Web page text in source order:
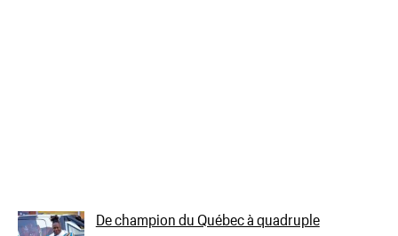
De champion du Québec à quadruple